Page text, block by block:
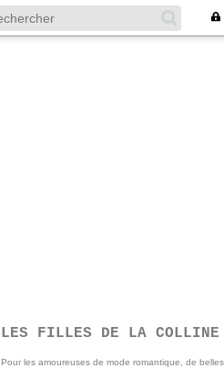
LES FILLES DE LA COLLINE
Pour les amoureuses de mode romantique, de